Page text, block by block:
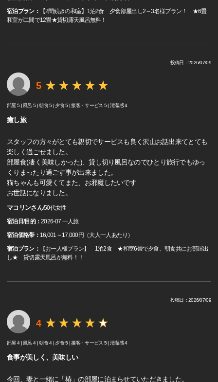
宿泊プラン：
【2間続きの和室】1泊2食 夕食部屋出し2～3名様プラン！ ★6畳
和室が二間で12畳★貸切露天風呂無料！
投稿日：2026/07/09
5
部屋 5 | 風呂 5 |朝食 5 | 夕食 5 |接客・サービス 5 |清潔感 4
癒し旅
スタッフの方々がとても親切でサービスも良く沢山お話出来てとても
楽しく過ごせました。
部屋食(凄く美味しかった)、貸し切り風呂なのでひとり旅行でもゆっ
くりまったり過ごす事が出来ました。
猫ちゃんも可愛くてまた、お邪魔したいです
お世話になりました。
マコリンさん/50代女性
宿泊日/目的：2026-07 一人旅
宿泊価格帯： 16,001～17,000円（大人一人あたり）
宿泊プラン：
【お一人様プラン】 1泊2食 ★和室6畳で夕食、朝食共にお部屋出
し★ 貸切露天風呂が無料！！
投稿日：2026/07/09
4
部屋 4 | 風呂 4 |朝食 4 | 夕食 5 |接客・サービス 5 |清潔感 4
食事が美しく、美味しい
今回、妻と一緒に「椿」の部屋に泊まらせていただきました。